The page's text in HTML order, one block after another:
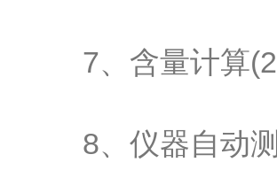
7、含量计算(2
8、仪器自动测